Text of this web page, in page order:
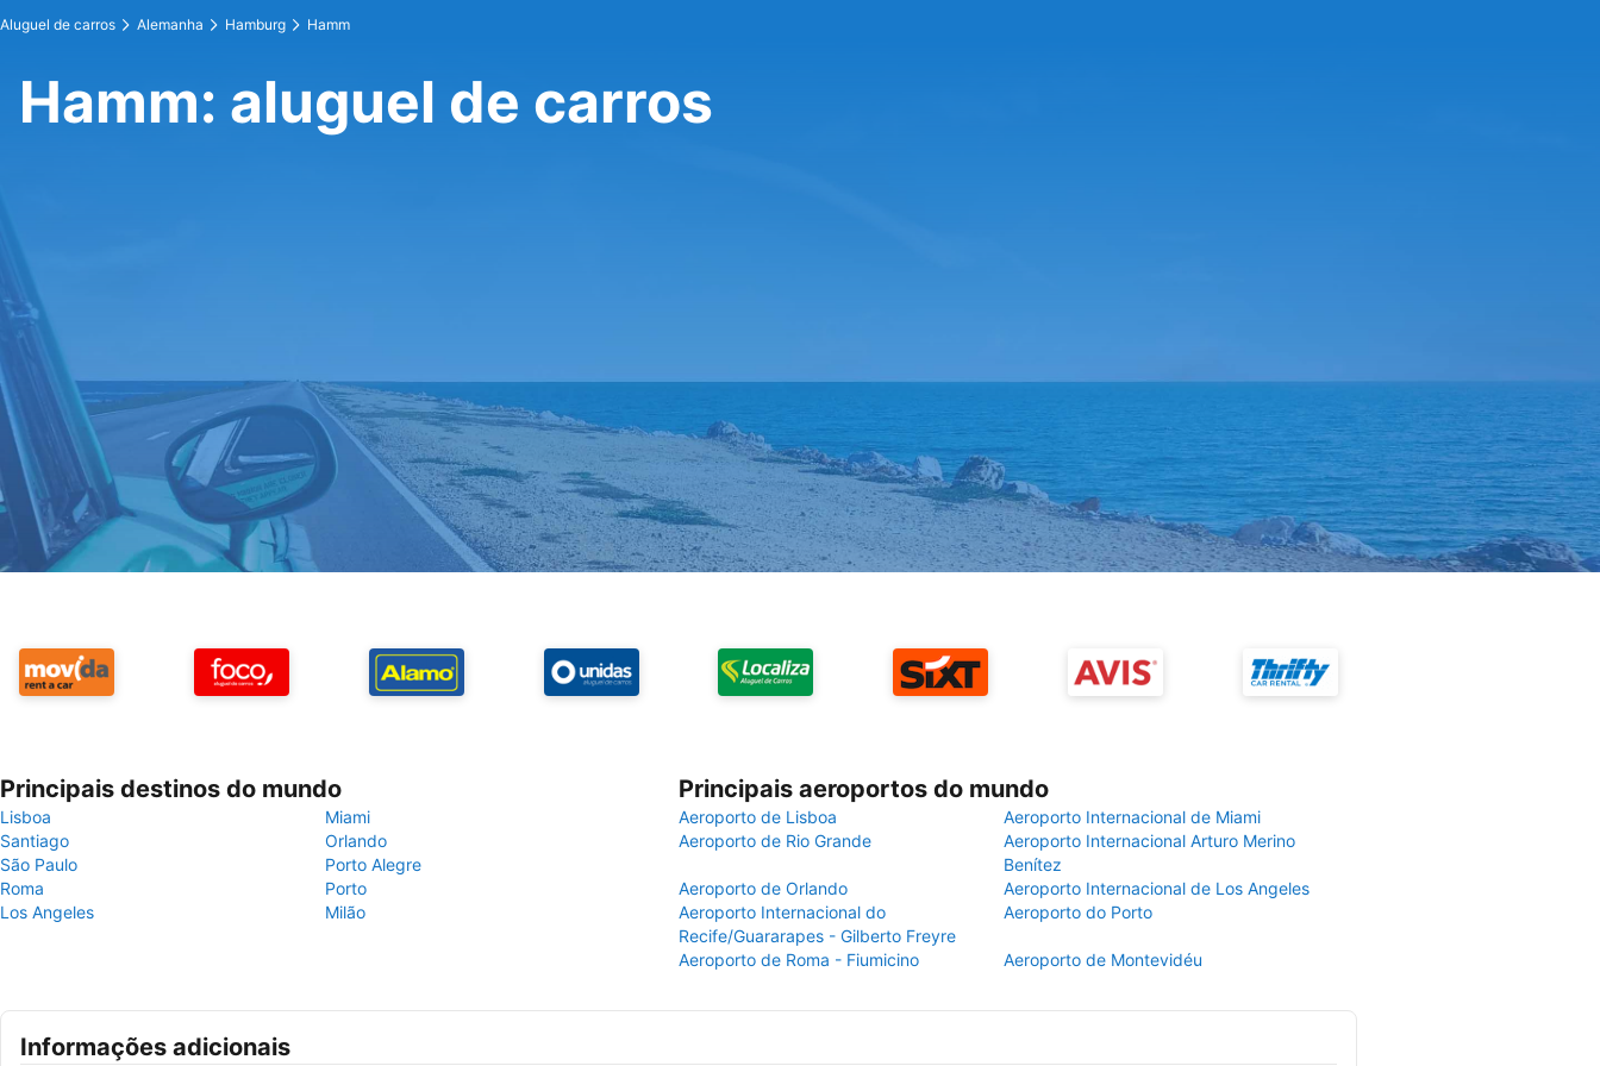
Aluguel de carros Alemanha Hamburg Hamm
Hamm: aluguel de carros
Principais destinos do mundo
Lisboa
Miami
Santiago
Orlando
São Paulo
Porto Alegre
Roma
Porto
Los Angeles
Milão
Principais aeroportos do mundo
Aeroporto de Lisboa
Aeroporto Internacional de Miami
Aeroporto de Rio Grande
Aeroporto Internacional Arturo Merino
Benítez
Aeroporto de Orlando
Aeroporto Internacional de Los Angeles
Aeroporto Internacional do
Recife/Guararapes - Gilberto Freyre
Aeroporto do Porto
Aeroporto de Roma - Fiumicino Aeroporto de Montevidéu
Informações adicionais